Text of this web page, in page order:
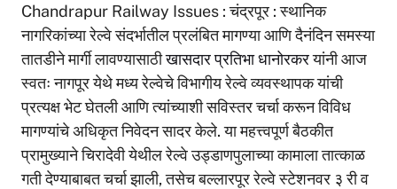
at
s
A
p
p
c
e
b
o
o
k
p
y
Li
n
k
ar
e
Chandrapur Railway Issues : चंद्रपूर : स्थानिक
नागरिकांच्या रेल्वे संदर्भातील प्रलंबित मागण्या आणि दैनंदिन समस्या
तातडीने मार्गी लावण्यासाठीखासदार प्रतिभा धानोरकरयांनी आज
स्वतः नागपूर येथे मध्य रेल्वेचे विभागीय रेल्वे व्यवस्थापक यांची
प्रत्यक्ष भेट घेतली आणि त्यांच्याशी सविस्तर चर्चा करून विविध
मागण्यांचे अधिकृत निवेदन सादर केले. या महत्त्वपूर्ण बैठकीत
प्रामुख्याने चिरादेवी येथील रेल्वे उड्डाणपुलाच्या कामाला तात्काळ
गती देण्याबाबत चर्चा झाली, तसेच बल्लारपूर रेल्वे स्टेशनवर ३ री व